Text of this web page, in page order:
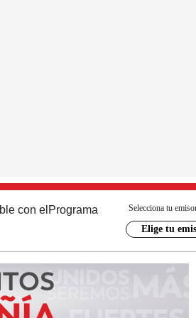
con el Programa Selecciona tu
Elige tu